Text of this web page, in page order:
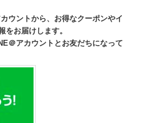
ウントから、お得なクーポンやイ
をお届けします。
＠アカウントとお友だちになって